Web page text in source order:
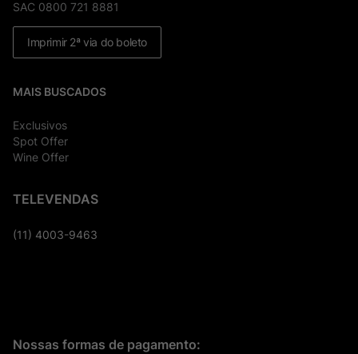
SAC 0800 721 8881
Imprimir 2ª via do boleto
MAIS BUSCADOS
Exclusivos
Spot Offer
Wine Offer
TELEVENDAS
(11) 4003-9463
Nossas formas de pagamento: